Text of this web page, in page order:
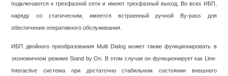
подключаются к трехфазной сети и имеют трехфазный выход. Во всех ИБП,
наряду со статическим, имеется встроенный ручной By-pass для
обеспечения оперативного обслуживания.
ИБП двойного преобразования Multi Dialog может также функционировать в
экономичном режиме Stand by On. В этом случае он функционирует как Line-
Interactive система при достаточно стабильном состоянии внешнего